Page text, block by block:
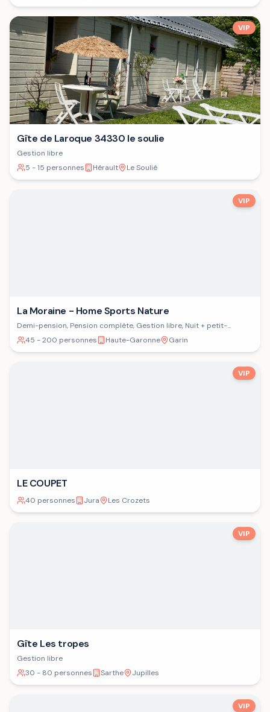
VIP
Gîte de Laroque 34330 le soulie
Gestion libre
5 - 15 personnes
Hérault Le Soulié
VIP
La Moraine - Home Sports Nature
Demi-pension, Pension complète, Gestion libre, Nuit + petit-
déjeuner
45 - 200 personnes Haute-Garonne Garin
VIP
LE COUPET
40 personnes Jura Les Crozets
VIP
Gîte Les tropes
Gestion libre
30 - 80 personnes
Sarthe Jupilles
VIP